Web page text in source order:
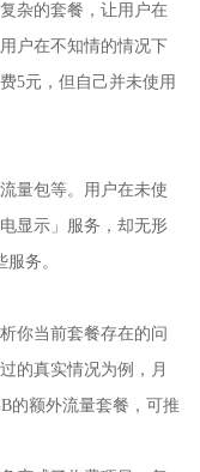
杂的套餐，让用户在
户在不知情的情况下
5元，但自己并未使用
量包等。用户在未使
显示」服务，却无形
务。
你当前套餐存在的问
的真实情况为例，月
的额外流量套餐，可推